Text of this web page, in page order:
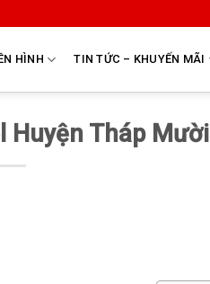
HÌNH TIN TỨC – KHUYẾN MÃI
Huyện Tháp Mười